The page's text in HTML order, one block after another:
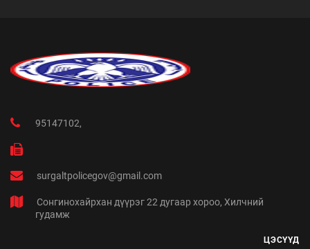
95147102,
surgaltpolicegov@gmail.com
Сонгинохайрхан дүүрэг 22 дугаар хороо, Хилчний
гудамж
ЦЭСҮҮД